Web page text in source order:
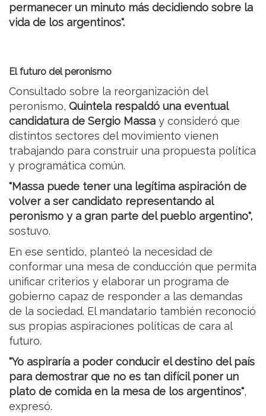
permanecer un minuto más decidiendo sobre la
vida de los argentinos".
El futuro del peronismo
Consultado sobre la reorganización del
peronismo, Quintela respaldó una eventual
candidatura de Sergio Massa y consideró que
distintos sectores del movimiento vienen
trabajando para construir una propuesta política
y programática común.
"Massa puede tener una legítima aspiración de
volver a ser candidato representando al
peronismo y a gran parte del pueblo argentino",
sostuvo.
En ese sentido, planteó la necesidad de
conformar una mesa de conducción que permita
unificar criterios y elaborar un programa de
gobierno capaz de responder a las demandas
de la sociedad. El mandatario también reconoció
sus propias aspiraciones políticas de cara al
futuro.
"Yo aspiraría a poder conducir el destino del país
para demostrar que no es tan difícil poner un
plato de comida en la mesa de los argentinos",
expresó.